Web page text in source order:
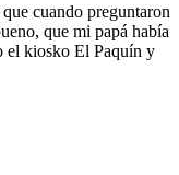
cuando preguntaron
que mi papá había
el kiosko El Paquín y